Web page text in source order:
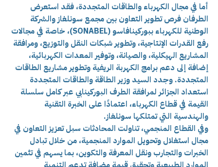
أما في مجال الكهرباء والطاقات المتجددة، فقد استعرض
الطرفان فرص تطوير التعاون بين مجمع سونلغاز والشركة
الوطنية للكهرباء ببوركينافاسو (SONABEL)، خاصة في مجالات
رفع القدرات الإنتاجية، وتطوير شبكات النقل والتوزيع، ومرافقة
المشاريع الهيكلية، والصيانة، وتوفير المعدات الكهربائية،
إضافة إلى دعم برامج الكهربة الريفية وتطوير مشاريع الطاقات
المتجددة. وجدد السيد وزير الطاقة والطاقات المتجددة
استعداد الجزائر لمرافقة الطرف البوركينابي عبر كامل سلسلة
القيمة في قطاع الكهرباء، اعتمادًا على الخبرة التقنية
والهندسية التي تمتلكها سونلغاز.
وفي القطاع المنجمي، تناولت المحادثات سبل تعزيز التعاون في
مجال استغلال وتحويل الموارد المنجمية، من خلال تبادل
الخبرات والتجارب ونقل المعرفة والتكوين، بما يسهم في تثمين